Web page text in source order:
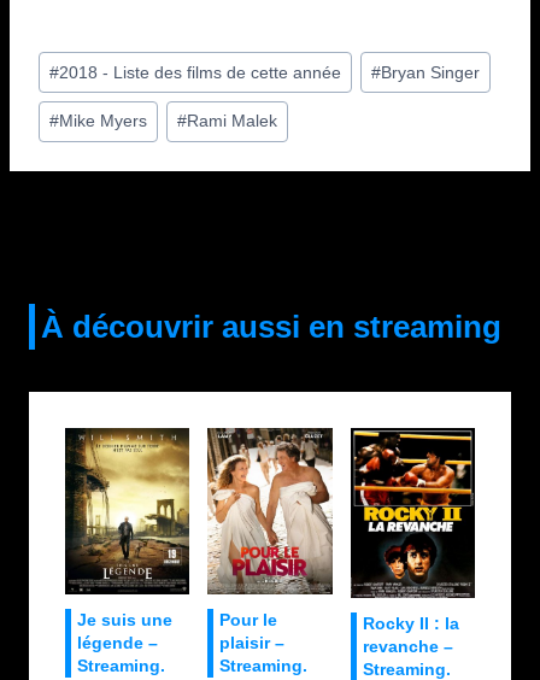
Étiquettes
de
la
#2018 - Liste des films de cette année #Bryan Singer
#Mike Myers #Rami Malek
À découvrir aussi en streaming
Je suis une
légende –
Streaming.
Pour le
plaisir –
Streaming.
Rocky II : la
revanche –
Streaming.